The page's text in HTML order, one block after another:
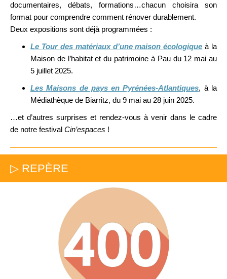
documentaires, débats, formations…chacun choisira son
format pour comprendre comment rénover durablement.
Deux expositions sont déjà programmées :
Le Tour des matériaux d’une maison écologique à la
Maison de l’habitat et du patrimoine à Pau du 12 mai au
5 juillet 2025.
Les Maisons de pays en Pyrénées-Atlantiques, à la
Médiathèque de Biarritz, du 9 mai au 28 juin 2025.
…et d’autres surprises et rendez-vous à venir dans le cadre
de notre festival Cin’espaces !
▷ REPÈRE